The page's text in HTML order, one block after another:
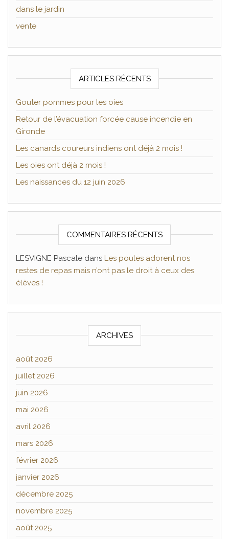
dans le jardin
vente
ARTICLES RÉCENTS
Gouter pommes pour les oies
Retour de l’évacuation forcée cause incendie en
Gironde
Les canards coureurs indiens ont déjà 2 mois !
Les oies ont déjà 2 mois !
Les naissances du 12 juin 2026
COMMENTAIRES RÉCENTS
LESVIGNE Pascale dans Les poules adorent nos
restes de repas mais n’ont pas le droit à ceux des
élèves !
ARCHIVES
août 2026
juillet 2026
juin 2026
mai 2026
avril 2026
mars 2026
février 2026
janvier 2026
décembre 2025
novembre 2025
août 2025